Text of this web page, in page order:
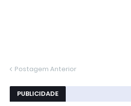
Postagem Anterior
PUBLICIDADE